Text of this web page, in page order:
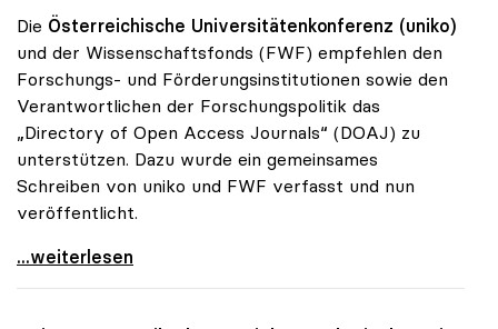
Die Österreichische Universitätenkonferenz (uniko)
und der Wissenschaftsfonds (FWF) empfehlen den
Forschungs- und Förderungsinstitutionen sowie den
Verantwortlichen der Forschungspolitik das
„Directory of Open Access Journals“ (DOAJ) zu
unterstützen. Dazu wurde ein gemeinsames
Schreiben von uniko und FWF verfasst und nun
veröffentlicht.
uniko und FWF empfehlen Unterstützung des
...weiterlesen